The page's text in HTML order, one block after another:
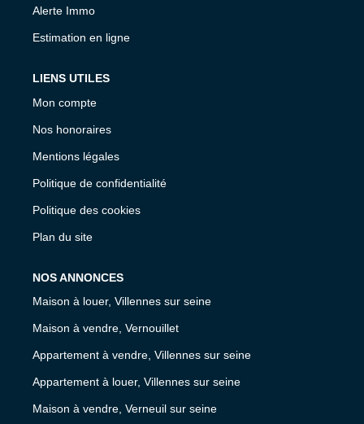
Alerte Immo
Estimation en ligne
LIENS UTILES
Mon compte
Nos honoraires
Mentions légales
Politique de confidentialité
Politique des cookies
Plan du site
NOS ANNONCES
Maison à louer, Villennes sur seine
Maison à vendre, Vernouillet
Appartement à vendre, Villennes sur seine
Appartement à louer, Villennes sur seine
Maison à vendre, Verneuil sur seine